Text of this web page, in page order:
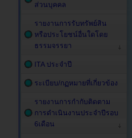
ส่วนบุคคล
รายงานการรับทรัพย์สิน
หรือประโยชน์อื่นใดโดย
ธรรมจรรยา
ITA ประจำปี
ระเบียบ/กฏหมายที่เกี่ยวข้อง
รายงานการกำกับติดตาม
การดำเนินงานประจำปีรอบ
6เดือน